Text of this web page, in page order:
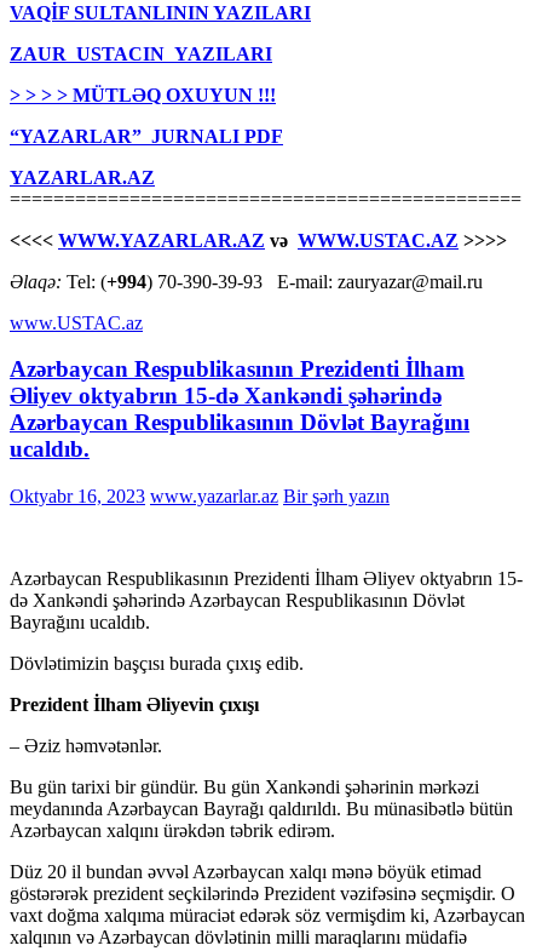
VAQİF SULTANLININ YAZILARI
ZAUR USTACIN YAZILARI
> > > > MÜTLƏQ OXUYUN !!!
“YAZARLAR” JURNALI PDF
YAZARLAR.AZ
===============================================
<<<< WWW.YAZARLAR.AZ və WWW.USTAC.AZ >>>>
Əlaqə: Tel: (+994) 70-390-39-93 E-mail: zauryazar@mail.ru
www.USTAC.az
Azərbaycan Respublikasının Prezidenti İlham
Əliyev oktyabrın 15-də Xankəndi şəhərində
Azərbaycan Respublikasının Dövlət Bayrağını
ucaldıb.
Oktyabr 16, 2023 www.yazarlar.az Bir şərh yazın
Azərbaycan Respublikasının Prezidenti İlham Əliyev oktyabrın 15-
də Xankəndi şəhərində Azərbaycan Respublikasının Dövlət
Bayrağını ucaldıb.
Dövlətimizin başçısı burada çıxış edib.
Prezident İlham Əliyevin çıxışı
– Əziz həmvətənlər.
Bu gün tarixi bir gündür. Bu gün Xankəndi şəhərinin mərkəzi
meydanında Azərbaycan Bayrağı qaldırıldı. Bu münasibətlə bütün
Azərbaycan xalqını ürəkdən təbrik edirəm.
Düz 20 il bundan əvvəl Azərbaycan xalqı mənə böyük etimad
göstərərək prezident seçkilərində Prezident vəzifəsinə seçmişdir. O
vaxt doğma xalqıma müraciət edərək söz vermişdim ki, Azərbaycan
xalqının və Azərbaycan dövlətinin milli maraqlarını müdafiə